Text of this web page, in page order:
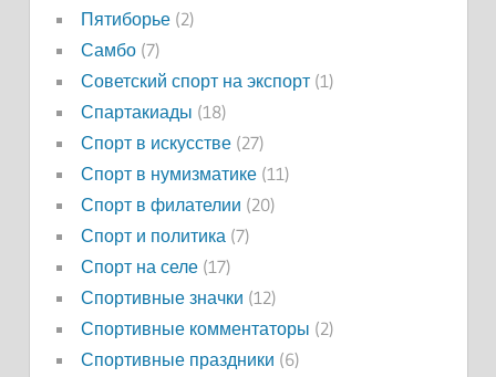
Пятиборье(2)
Самбо(7)
Советский спорт на экспорт(1)
Спартакиады (18)
Спорт в искусстве(27)
Спорт в нумизматике(11)
Спорт в филателии (20)
Спорт и политика (7)
Спорт на селе(17)
Спортивные значки (12)
Спортивные комментаторы (2)
Спортивные праздники (6)